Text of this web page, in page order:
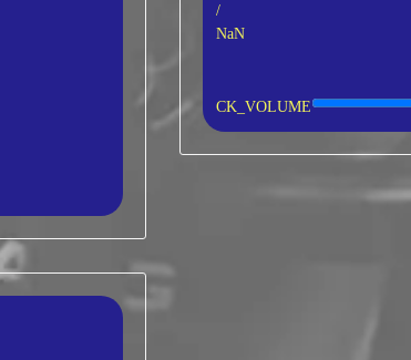
/
NaN
CK_VOLUME